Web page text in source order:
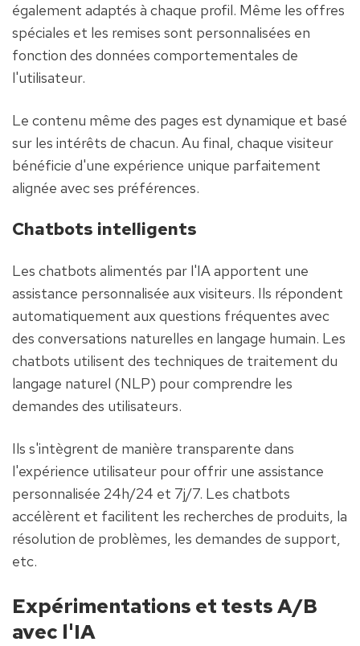
également adaptés à chaque profil. Même les offres
spéciales et les remises sont personnalisées en
fonction des données comportementales de
l'utilisateur.
Le contenu même des pages est dynamique et basé
sur les intérêts de chacun. Au final, chaque visiteur
bénéficie d'une expérience unique parfaitement
alignée avec ses préférences.
Chatbots intelligents
Les chatbots alimentés par l'IA apportent une
assistance personnalisée aux visiteurs. Ils répondent
automatiquement aux questions fréquentes avec
des conversations naturelles en langage humain. Les
chatbots utilisent des techniques de traitement du
langage naturel (NLP) pour comprendre les
demandes des utilisateurs.
Ils s'intègrent de manière transparente dans
l'expérience utilisateur pour offrir une assistance
personnalisée 24h/24 et 7j/7. Les chatbots
accélèrent et facilitent les recherches de produits, la
résolution de problèmes, les demandes de support,
etc.
Expérimentations et tests A/B
avec l'IA